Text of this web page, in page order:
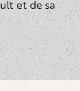
et de sa